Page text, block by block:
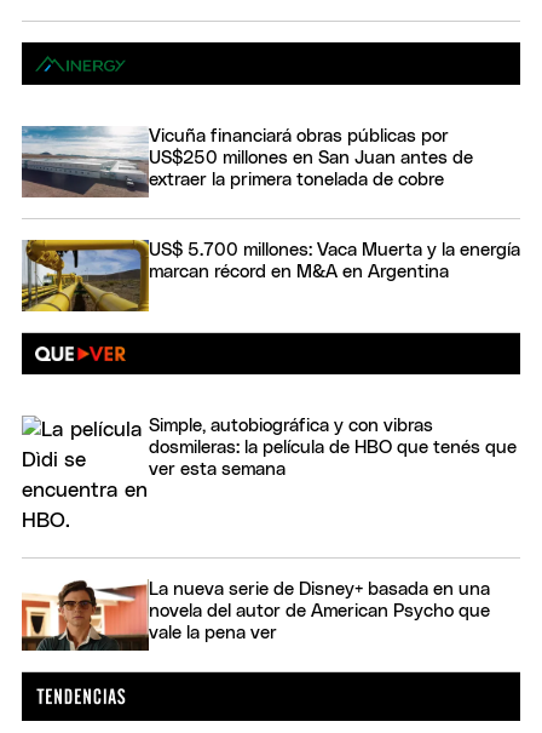
Vicuña financiará obras públicas por
US$250 millones en San Juan antes de
extraer la primera tonelada de cobre
US$ 5.700 millones: Vaca Muerta y la energía
marcan récord en M&A en Argentina
Simple, autobiográfica y con vibras
dosmileras: la película de HBO que tenés que
ver esta semana
La nueva serie de Disney+ basada en una
novela del autor de American Psycho que
vale la pena ver